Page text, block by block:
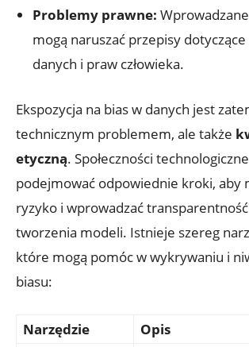
Problemy prawne:
mogą naruszać przepisy
danych i praw człowieka.
Ekspozycja na bias w danych jest
technicznym problemem, ale także
etyczną. Społeczności
podejmować odpowiednie kroki, aby
ryzyko i wprowadzać
tworzenia modeli. Istnieje szereg
które mogą pomóc w wykrywaniu i
biasu:
Narzędzie Opis